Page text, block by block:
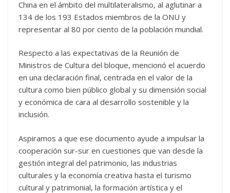
China en el ámbito del multilateralismo, al aglutinar a
134 de los 193 Estados miembros de la ONU y
representar al 80 por ciento de la población mundial.
Respecto a las expectativas de la Reunión de
Ministros de Cultura del bloque, mencionó el acuerdo
en una declaración final, centrada en el valor de la
cultura como bien público global y su dimensión social
y económica de cara al desarrollo sostenible y la
inclusión.
Aspiramos a que ese documento ayude a impulsar la
cooperación sur-sur en cuestiones que van desde la
gestión integral del patrimonio, las industrias
culturales y la economía creativa hasta el turismo
cultural y patrimonial, la formación artística y el